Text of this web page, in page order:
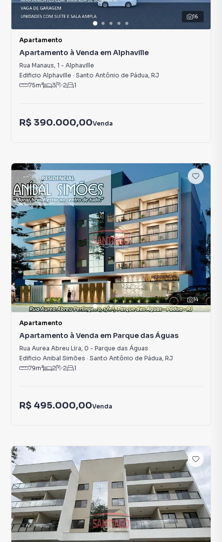
16
Apartamento
Apartamento à Venda em Alphaville
Rua Manaus, 1 - Alphaville
Edificio Alphaville · Santo Antônio de Pádua, RJ
75m² 3 2 1
R$ 390.000,00Venda
14
Apartamento
Apartamento à Venda em Parque das Águas
Rua Aurea Abreu Lira, 0 - Parque das Águas
Edificio Anibal Simões · Santo Antônio de Pádua, RJ
79m² 2 2 1
R$ 495.000,00Venda